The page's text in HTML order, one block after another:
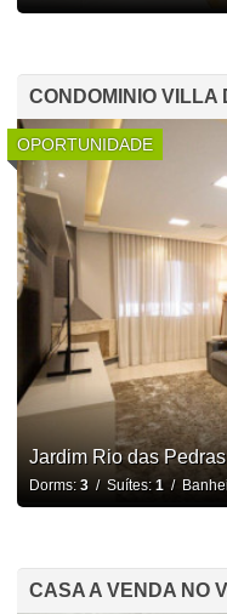
CONDOMINIO VILLA
OPORTUNIDADE
Jardim Rio das
Dorms: 3/ Suítes: 1/
CASA A VENDA NO